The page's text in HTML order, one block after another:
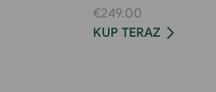
€249.00
KUP TERAZ